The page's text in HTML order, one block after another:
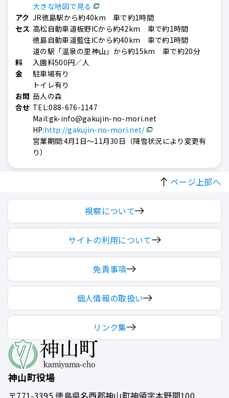
大きな地図で見る
アク
セス
JR徳島駅から約40km 車で約1時間
高松自動車道板野ICから約42km 車で約1時間
徳島自動車道藍住ICから約40km 車で約1時間
道の駅「温泉の里神山」から約15km 車で約20分
料
金
入園料500円／人
駐車場有り
トイレ有り
お問
合せ
岳人の森
TEL:088-676-1147
Mail:gk-info@gakujin-no-mori.net
HP:http://gakujin-no-mori.net/
営業期間:4月1日～11月30日（降雪状況により変更有
り）
ページ上部へ
神山町役場
〒771-3395徳島県名西郡神山町神領字本野間100
視察について
サイトの利用について
免責事項
個人情報の取扱い
リンク集